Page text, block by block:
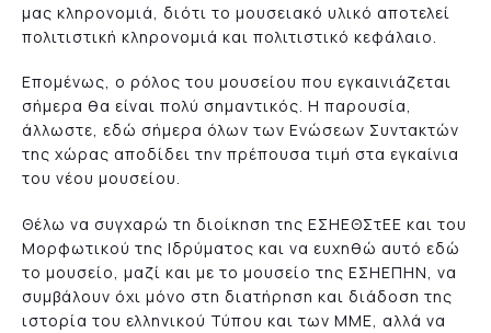
μας κληρονομιά, διότι το μουσειακό υλικό αποτελεί
πολιτιστική κληρονομιά και πολιτιστικό κεφάλαιο.
Επομένως, ο ρόλος του μουσείου που εγκαινιάζεται
σήμερα θα είναι πολύ σημαντικός. Η παρουσία,
άλλωστε, εδώ σήμερα όλων των Ενώσεων Συντακτών
της χώρας αποδίδει την πρέπουσα τιμή στα εγκαίνια
του νέου μουσείου.
Θέλω να συγχαρώ τη διοίκηση της ΕΣΗΕΘΣτEΕ και του
Μορφωτικού της Ιδρύματος και να ευχηθώ αυτό εδώ
το μουσείο, μαζί και με το μουσείο της ΕΣΗΕΠΗΝ, να
συμβάλουν όχι μόνο στη διατήρηση και διάδοση της
ιστορία του ελληνικού Τύπου και των ΜΜΕ, αλλά να